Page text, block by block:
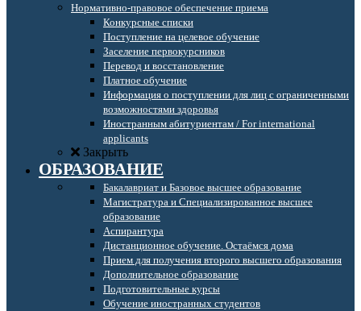
Нормативно-правовое обеспечение приема
Конкурсные списки
Поступление на целевое обучение
Заселение первокурсников
Перевод и восстановление
Платное обучение
Информация о поступлении для лиц с ограниченными
возможностями здоровья
Иностранным абитуриентам / For international
applicants
Закрыть
ОБРАЗОВАНИЕ
Бакалавриат и Базовое высшее образование
Магистратура и Специализированное высшее
образование
Аспирантура
Дистанционное обучение. Остаёмся дома
Прием для получения второго высшего образования
Дополнительное образование
Подготовительные курсы
Обучение иностранных студентов